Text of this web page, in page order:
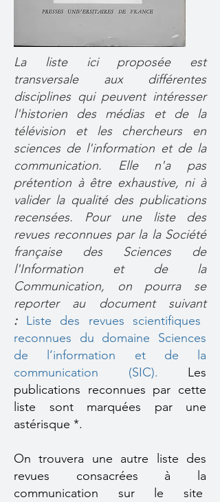
La liste ici proposée est
transversale aux différentes
disciplines qui peuvent intéresser
l'historien des médias et de la
télévision et les chercheurs en
sciences de l'information et de la
communication. Elle n'a pas
prétention à être exhaustive, ni à
valider la qualité des publications
recensées. Pour une liste des
revues reconnues par la la Société
française des Sciences de
l'Information et de la
Communication, on pourra se
reporter au document suivant
: Liste des revues scientifiques
reconnues du domaine Sciences
de l’information et de la
communication (SIC). Les
publications reconnues par cette
liste sont marquées par une
astérisque *.
On trouvera une autre liste des
revues consacrées à la
communication sur le site